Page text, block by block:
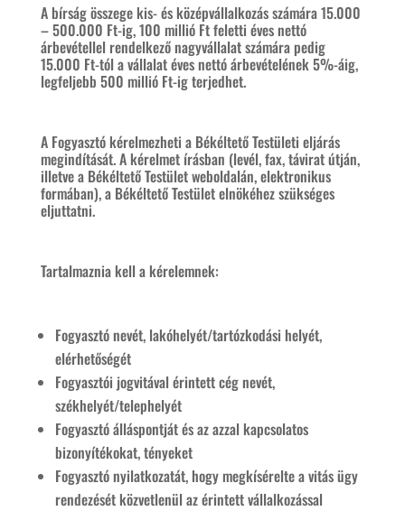
A bírság összege kis- és középvállalkozás számára 15.000
– 500.000 Ft-ig, 100 millió Ft feletti éves nettó
árbevétellel rendelkező nagyvállalat számára pedig
15.000 Ft-tól a vállalat éves nettó árbevételének 5%-áig,
legfeljebb 500 millió Ft-ig terjedhet.
A Fogyasztó kérelmezheti a Békéltető Testületi eljárás
megindítását. A kérelmet írásban (levél, fax, távirat útján,
illetve a Békéltető Testület weboldalán, elektronikus
formában), a Békéltető Testület elnökéhez szükséges
eljuttatni.
Tartalmaznia kell a kérelemnek:
Fogyasztó nevét, lakóhelyét/tartózkodási helyét,
elérhetőségét
Fogyasztói jogvitával érintett cég nevét,
székhelyét/telephelyét
Fogyasztó álláspontját és az azzal kapcsolatos
bizonyítékokat, tényeket
Fogyasztó nyilatkozatát, hogy megkísérelte a vitás ügy
rendezését közvetlenül az érintett vállalkozással